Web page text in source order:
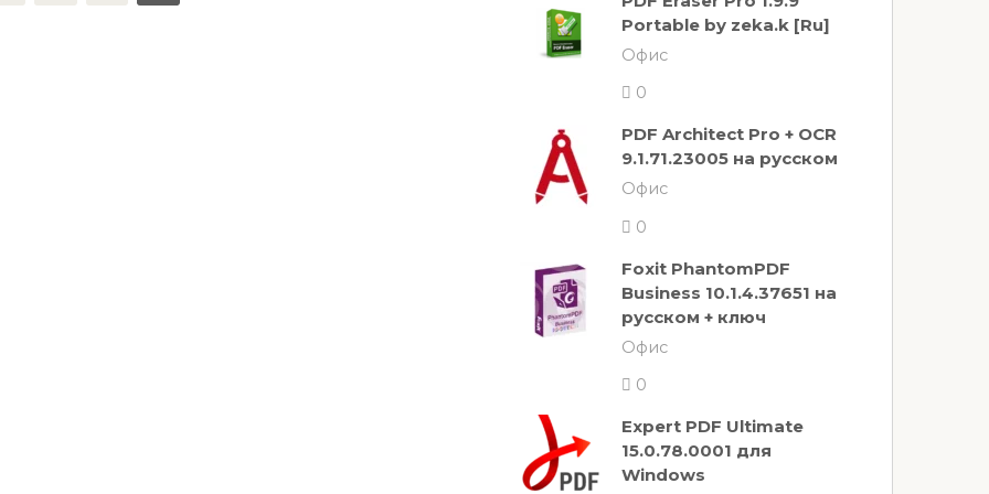
Portable by zeka.k [Ru]
Офис
0
PDF Architect Pro + OCR
9.1.71.23005 на русском
Офис
0
Foxit PhantomPDF
Business 10.1.4.37651 на
русском + ключ
Офис
0
Expert PDF Ultimate
15.0.78.0001 для
Windows